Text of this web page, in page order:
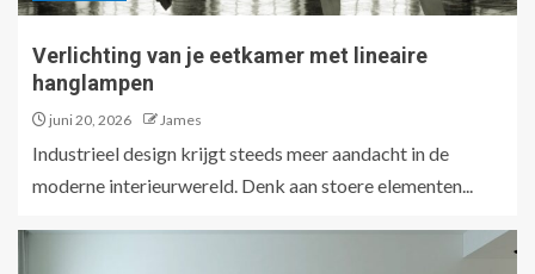
Verlichting van je eetkamer met lineaire
hanglampen
juni 20, 2026 James
Industrieel design krijgt steeds meer aandacht in de
moderne interieurwereld. Denk aan stoere elementen...